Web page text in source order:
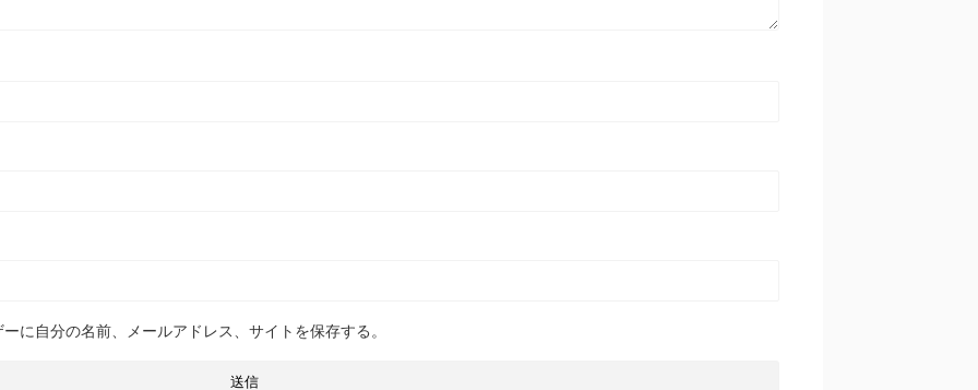
に自分の名前、メールアドレス、サイトを保存する。